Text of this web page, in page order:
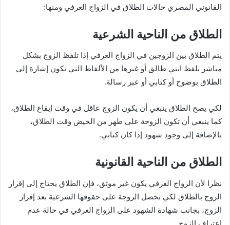
القانوني المصري حالات الطلاق في الزواج العرفي ومنها:
الطلاق من الناحية الشرعية
يتم الطلاق بين الزوجين في الزواج العرفي إذا تلفظ الزوج بشكل
مباشر بلفظ انتي طالق أو غيرها من الألفاظ التي تكون إشارة إلى
الطلاق بوضوح أو كتابي أو عبر رسالة.
لكي يصح الطلاق ينبغي أن يكون الزوج عاقل في وقت إيقاع الطلاق،
كما ينبغي أن تكون الزوجة على طهر من الحيض وقت الطلاق،
بالإضافة إلى وجود شهود إذا كان كتابي.
الطلاق من الناحية القانونية
نظرا لأن الزواج العرفي يكون غير موثق، فإن الطلاق يحتاج إلى إقرار
الزوج بالطلاق لكي تحصل الزوجة على حقوقها الشرعية بعد إقرار
الزوج، بجانب شهادة الشهود على الزواج العرفي في حالة عدم
اعتراف الزوج.